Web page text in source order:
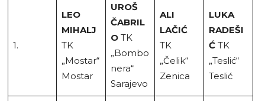
1.
LEO
MIHALJ
TK
„Mostar“
Mostar
UROŠ
ČABRIL
OTK
„Bombo
nera“
Sarajevo
ALI
LAČIĆ
TK
„Čelik“
Zenica
LUKA
RADEŠI
ĆTK
„Teslić“
Teslić